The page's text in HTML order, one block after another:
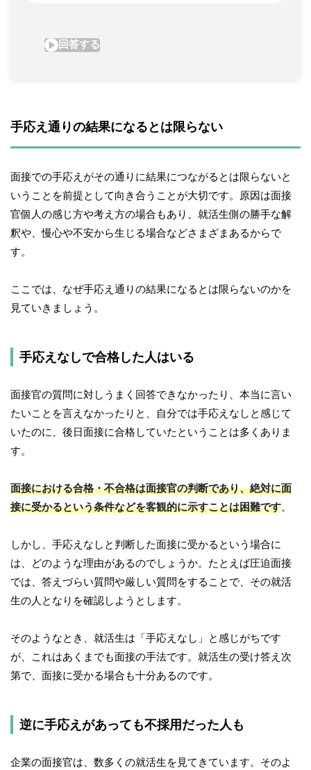
手応え通りの結果になるとは限らない
面接での手応えがその通りに結果につながるとは限らないと
いうことを前提として向き合うことが大切です。原因は面接
官個人の感じ方や考え方の場合もあり、就活生側の勝手な解
釈や、慢心や不安から生じる場合などさまざまあるからで
す。
ここでは、なぜ手応え通りの結果になるとは限らないのかを
見ていきましょう。
手応えなしで合格した人はいる
面接官の質問に対しうまく回答できなかったり、本当に言い
たいことを言えなかったりと、自分では手応えなしと感じて
いたのに、後日面接に合格していたということは多くありま
す。
面接における合格・不合格は面接官の判断であり、絶対に面
接に受かるという条件などを客観的に示すことは困難です。
しかし、手応えなしと判断した面接に受かるという場合に
は、どのような理由があるのでしょうか。たとえば圧迫面接
では、答えづらい質問や厳しい質問をすることで、その就活
生の人となりを確認しようとします。
そのようなとき、就活生は「手応えなし」と感じがちです
が、これはあくまでも面接の手法です。就活生の受け答え次
第で、面接に受かる場合も十分あるのです。
逆に手応えがあっても不採用だった人も
企業の面接官は、数多くの就活生を見てきています。そのよ